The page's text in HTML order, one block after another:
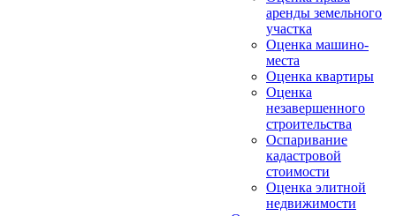
аренды земельного
участка
Оценка машино-
места
Оценка квартиры
Оценка
незавершенного
строительства
Оспаривание
кадастровой
стоимости
Оценка элитной
недвижимости